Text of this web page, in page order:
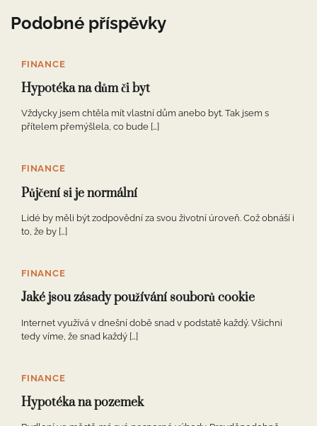
Podobné příspěvky
FINANCE
Hypotéka na dům či byt
Vždycky jsem chtěla mít vlastní dům anebo byt. Tak jsem s
přítelem přemýšlela, co bude […]
FINANCE
Půjčení si je normální
Lidé by měli být zodpovědní za svou životní úroveň. Což obnáší i
to, že by […]
FINANCE
Jaké jsou zásady používání souborů cookie
Internet využívá v dnešní době snad v podstatě každý. Všichni
tedy víme, že snad každý […]
FINANCE
Hypotéka na pozemek